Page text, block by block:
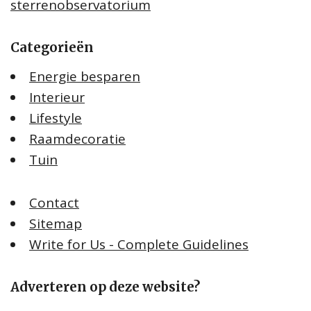
sterrenobservatorium
Categorieën
Energie besparen
Interieur
Lifestyle
Raamdecoratie
Tuin
Contact
Sitemap
Write for Us - Complete Guidelines
Adverteren op deze website?